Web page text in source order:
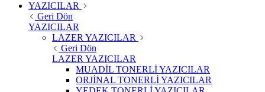
YAZICILAR
Geri Dön
YAZICILAR
LAZER YAZICILAR
Geri Dön
LAZER YAZICILAR
MUADİL TONERLİ YAZICILAR
ORJİNAL TONERLİ YAZICILAR